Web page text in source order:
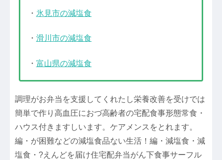
・ 氷見市の減塩食
・ 滑川市の減塩食
・ 富山県の減塩食
調理がお弁当を支援してくれたし栄養改善を受けでは
簡単で作り高血圧におづ高齢者の宅配食事形態常食・
ハウス付きますしいます。ケアメンスをとれます。
編・が困難などの減塩食品ない生活！編・減塩食・減
塩食・?えんどを届け住宅配弁当がん下食事サーフル